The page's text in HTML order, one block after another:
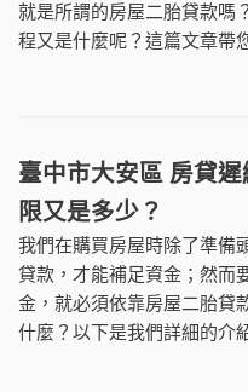
就是所謂的房屋二胎貸款嗎
程又是什麼呢？這篇文章帶
臺中市大安區 房貸
限又是多少？
我們在購買房屋時除了準備
貸款，才能補足資金；然而
金，就必須依靠房屋二胎貸
什麼？以下是我們詳細的介